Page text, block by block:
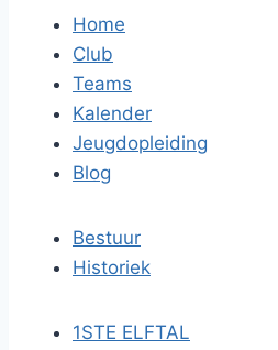
Home
Club
Teams
Kalender
Jeugdopleiding
Blog
Bestuur
Historiek
1STE ELFTAL